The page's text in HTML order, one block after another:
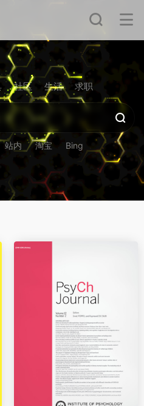
社区 生活 求职
站内 淘宝 Bing